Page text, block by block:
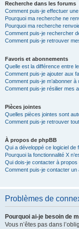
Recherche dans les forums
Comment puis-je effectuer
Pourquoi ma recherche ne
Pourquoi ma recherche
Comment puis-je rechercher
Comment puis-je retrouver
Favoris et abonnements
Quelle est la différence entre
Comment puis-je ajouter aux
Comment puis-je m’abonner
Comment puis-je résilier mes
Pièces jointes
Quelles pièces jointes sont
Comment puis-je retrouver
À propos de phpBB
Qui a développé ce logiciel de
Pourquoi la fonctionnalité X
Qui dois-je contacter à propos
Comment puis-je contacter
Problèmes de
Pourquoi ai-je besoin de
Vous n’êtes pas dans